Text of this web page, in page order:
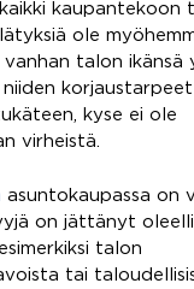
kaupantekoon
ole
vanhan talon
korjaustarpeet
kyse ei ole
virheistä.
asuntokaupassa on
on jättänyt
talon
tai